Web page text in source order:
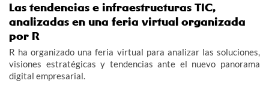
Las tendencias e infraestructuras TIC,
analizadas en una feria virtual organizada
por R
R ha organizado una feria virtual para analizar las soluciones,
visiones estratégicas y tendencias ante el nuevo panorama
digital empresarial.